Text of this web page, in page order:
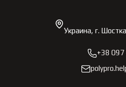
Украина, г.
+38